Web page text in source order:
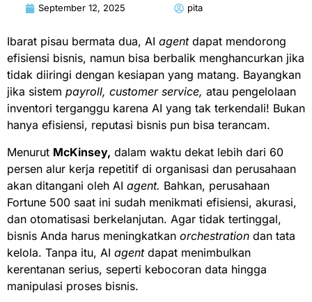
September 12, 2025 pita
Ibarat pisau bermata dua, AI agent dapat mendorong
efisiensi bisnis, namun bisa berbalik menghancurkan jika
tidak diiringi dengan kesiapan yang matang. Bayangkan
jika sistem payroll, customer service, atau pengelolaan
inventori terganggu karena AI yang tak terkendali! Bukan
hanya efisiensi, reputasi bisnis pun bisa terancam.
Menurut McKinsey, dalam waktu dekat lebih dari 60
persen alur kerja repetitif di organisasi dan perusahaan
akan ditangani oleh AI agent. Bahkan, perusahaan
Fortune 500 saat ini sudah menikmati efisiensi, akurasi,
dan otomatisasi berkelanjutan. Agar tidak tertinggal,
bisnis Anda harus meningkatkan orchestration dan tata
kelola. Tanpa itu, AI agent dapat menimbulkan
kerentanan serius, seperti kebocoran data hingga
manipulasi proses bisnis.